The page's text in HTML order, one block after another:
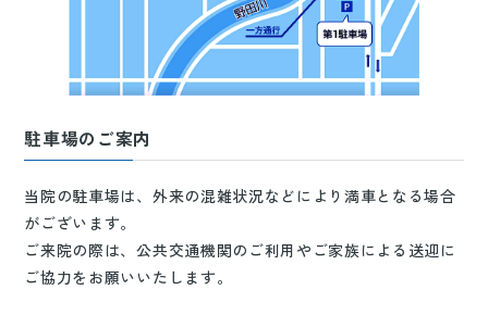
駐車場のご案内
当院の駐車場は、外来の混雑状況などにより満車となる場合
がございます。
ご来院の際は、公共交通機関のご利用やご家族による送迎に
ご協力をお願いいたします。